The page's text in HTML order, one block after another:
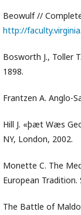
Beowulf //
http://
Bosworth J., Toller
1898.
Frantzen A. Anglo-
Hill J. «ϸæt Wæs
NY, London, 2002.
Monette C. The
European Tradition.
The Battle of